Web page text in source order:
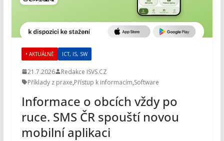
• AKTUÁLNĚ ICT, IS, SW
21.7.2026
Redakce ISVS.CZ
Příklady z praxe,Přístup k informacím,Software
Informace o obcích vždy po
ruce. SMS ČR spouští novou
mobilní aplikaci